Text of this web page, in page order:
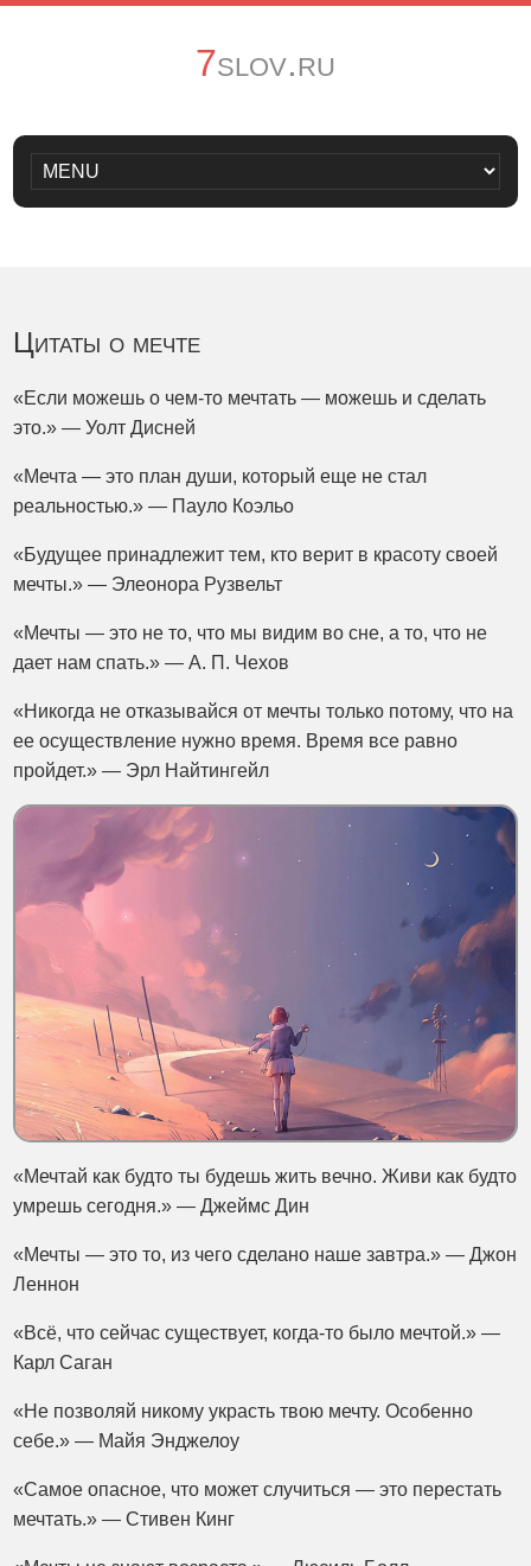
7slov.ru
Цитаты о мечте
«Если можешь о чем-то мечтать — можешь и сделать
это.» — Уолт Дисней
«Мечта — это план души, который еще не стал
реальностью.» — Пауло Коэльо
«Будущее принадлежит тем, кто верит в красоту своей
мечты.» — Элеонора Рузвельт
«Мечты — это не то, что мы видим во сне, а то, что не
дает нам спать.» — А. П. Чехов
«Никогда не отказывайся от мечты только потому, что на
ее осуществление нужно время. Время все равно
пройдет.» — Эрл Найтингейл
«Мечтай как будто ты будешь жить вечно. Живи как будто
умрешь сегодня.» — Джеймс Дин
«Мечты — это то, из чего сделано наше завтра.» — Джон
Леннон
«Всё, что сейчас существует, когда-то было мечтой.» —
Карл Саган
«Не позволяй никому украсть твою мечту. Особенно
себе.» — Майя Энджелоу
«Самое опасное, что может случиться — это перестать
мечтать.» — Стивен Кинг